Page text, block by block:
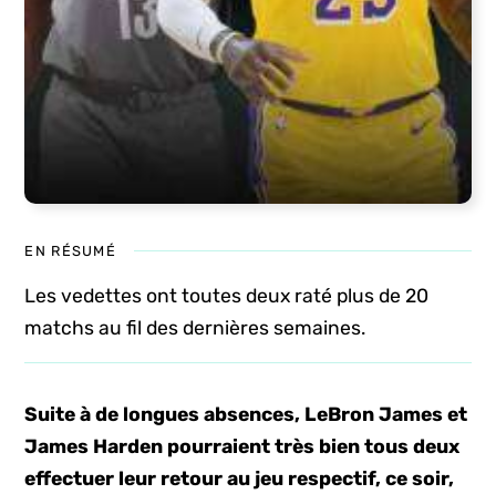
EN RÉSUMÉ
Les vedettes ont toutes deux raté plus de 20
matchs au fil des dernières semaines.
Suite à de longues absences, LeBron James et
James Harden pourraient très bien tous deux
effectuer leur retour au jeu respectif, ce soir,